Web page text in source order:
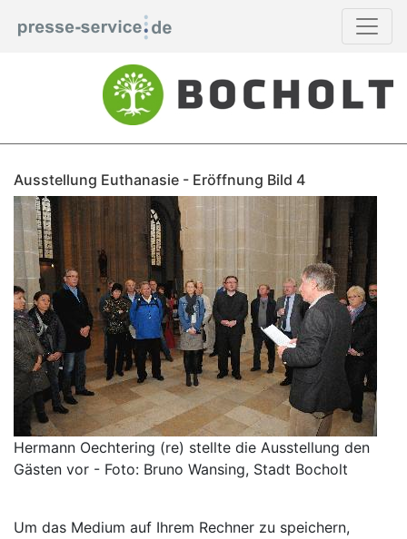
Ausstellung Euthanasie - Eröffnung Bild 4
Hermann Oechtering (re) stellte die Ausstellung den
Gästen vor - Foto: Bruno Wansing, Stadt Bocholt
Um das Medium auf Ihrem Rechner zu speichern,